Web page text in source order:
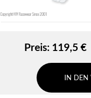
Preis: 119,5 €
IN DEN